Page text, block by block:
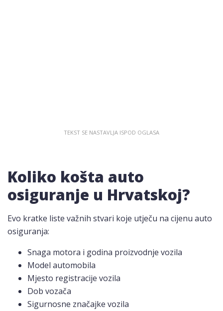
Koliko košta auto
osiguranje u Hrvatskoj?
Evo kratke liste važnih stvari koje utječu na cijenu auto
osiguranja:
Snaga motora i godina proizvodnje vozila
Model automobila
Mjesto registracije vozila
Dob vozača
Sigurnosne značajke vozila